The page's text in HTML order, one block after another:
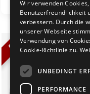
Brautschuhe
Sneaker
Untergrößen 33-35
Übergrößen 43-44
Merlet
Nueva Epoca
Portdance
RayRose
[inkl. 19% MwSt zzgl.Versand
%
Wir verwenden
Benutzerfreundlichkeit
verbessern. Durch die
unserer Webseite
Verwendung von
Cookie-Richtlinie zu.
UNBEDINGT
PERFORMANCE